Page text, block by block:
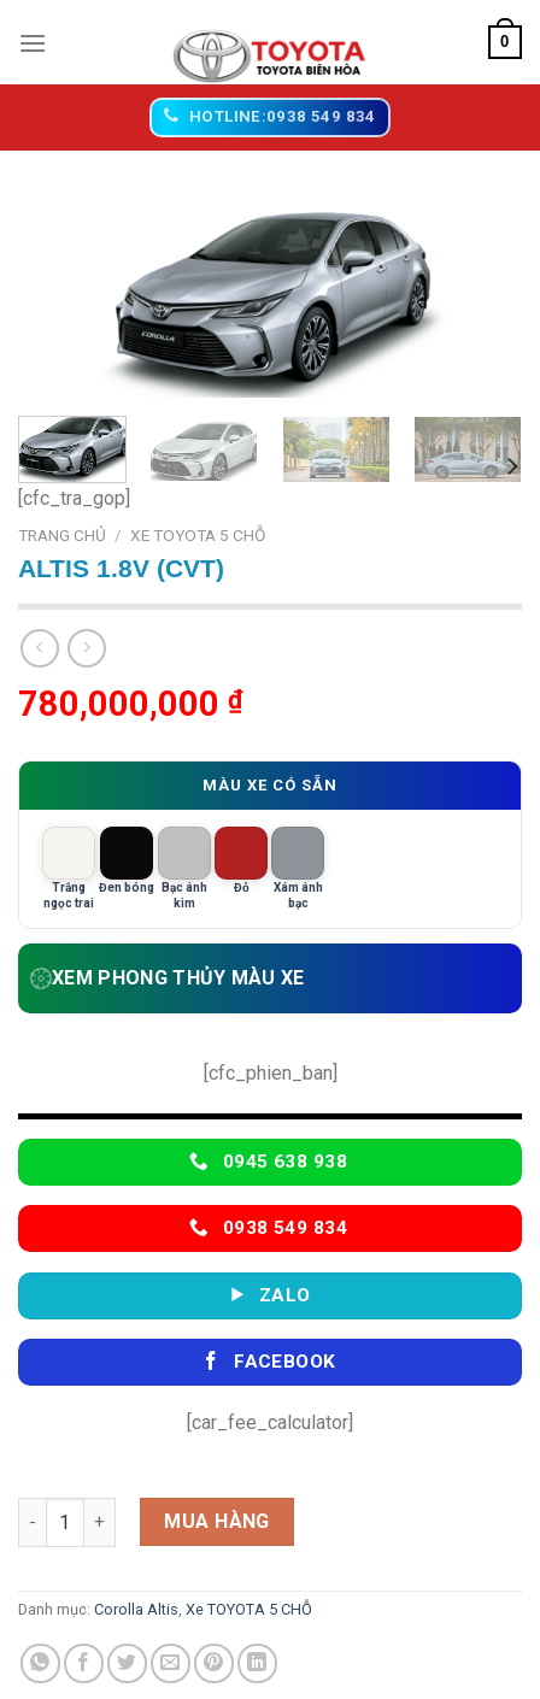
đến
0
HOTLINE:0938 549 834
[cfc_tra_gop]
TRANG CHỦ / XE TOYOTA 5 CHỖ
ALTIS 1.8V (CVT)
780,000,000 ₫
MÀU XE CÓ SẴN
Trắng
ngọc trai
Đen bóng
Bạc ánh
kim
Đỏ
Xám ánh
bạc
XEM PHONG THỦY MÀU XE
[cfc_phien_ban]
0945 638 938
0938 549 834
ZALO
FACEBOOK
[car_fee_calculator]
Altis 1.8V (CVT) số lượngMUA HÀNG
Danh mục: Corolla Altis, Xe TOYOTA 5 CHỖ